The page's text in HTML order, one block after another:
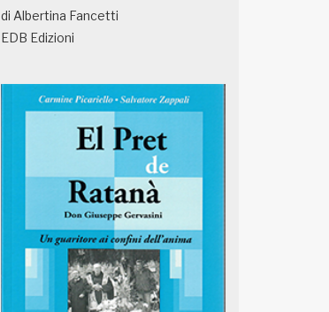
di Albertina Fancetti
EDB Edizioni